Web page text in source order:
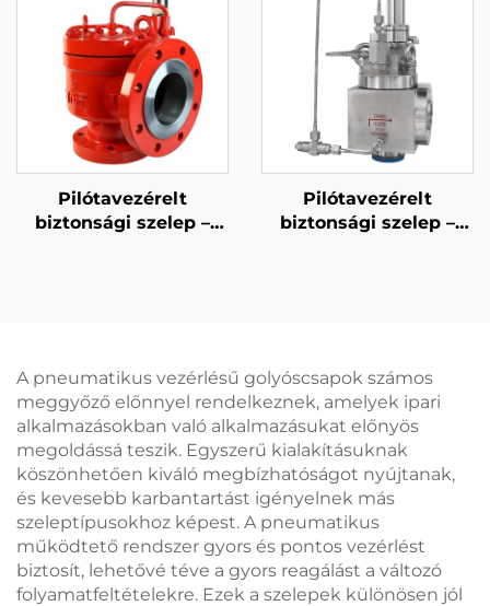
Hőmérsékletű Gőz- és
Sóvízálló, Hajózás,
Offshore, Hajógyártás
és Sótlanító
Üzemekhez
túlnyomásvédelem
vegyi üzemek
számára
Pilótavezérelt
biztonsági szelep –
Pilótavezérelt
biztonsági szelep –
A pneumatikus vezérlésű golyóscsapok számos
meggyőző előnnyel rendelkeznek, amelyek ipari
alkalmazásokban való alkalmazásukat előnyös
megoldássá teszik. Egyszerű kialakításuknak
köszönhetően kiváló megbízhatóságot nyújtanak,
és kevesebb karbantartást igényelnek más
szeleptípusokhoz képest. A pneumatikus
működtető rendszer gyors és pontos vezérlést
biztosít, lehetővé téve a gyors reagálást a változó
folyamatfeltételekre. Ezek a szelepek különösen jól